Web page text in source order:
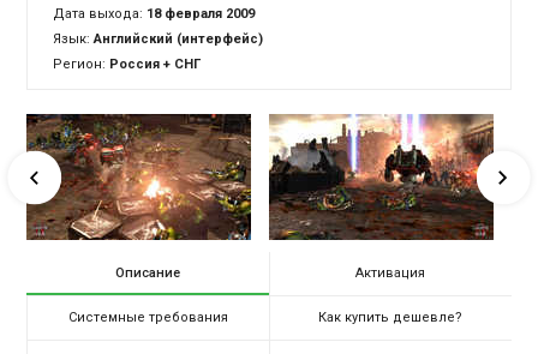
Дата выхода: 18 февраля 2009
Язык:Английский (интерфейс)
Регион: Россия + СНГ
Описание Активация
Системные требования Как купить дешевле?